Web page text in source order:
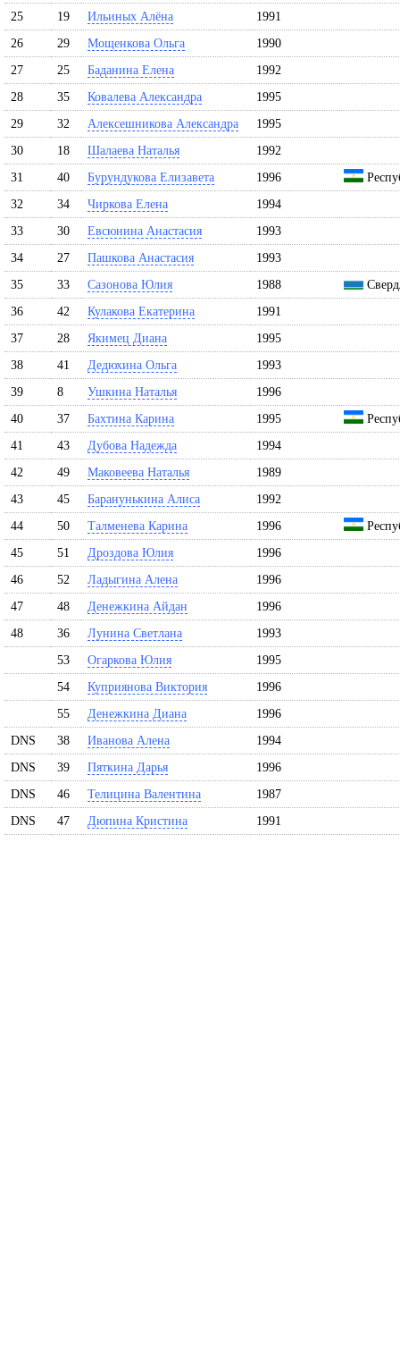
25
19 Ильиных Алёна
1991
26
29 Мощенкова Ольга
1990
27
25 Баданина Елена
1992
28
35 Ковалева Александра
1995
29
32 Алексешникова Александра
1995
30
18 Шалаева Наталья
1992
31
40 Бурундукова Елизавета 1996
32
34 Чиркова Елена
1994
33
30 Евсюнина Анастасия
1993
34
27 Пашкова Анастасия
1993
35
33 Сазонова Юлия 1988
36
42 Кулакова Екатерина
1991
37
28 Якимец Диана
1995
38
41 Дедюхина Ольга
1993
39
8 Ушкина Наталья
1996
40
37 Бахтина Карина 1995
41
43 Дубова Надежда
1994
42
49 Маковеева Наталья
1989
43
45 Баранунькина Алиса
1992
44
50 Талменева Карина 1996
45
51 Дроздова Юлия
1996
46
52 Ладыгина Алена
1996
47
48 Денежкина Айдан
1996
48
36 Лунина Светлана
1993
53
Огаркова Юлия
1995
54
Куприянова Виктория
1996
55
Денежкина Диана
1996
DNS
38 Иванова Алена
1994
DNS
39 Пяткина Дарья
1996
DNS
46 Телицина Валентина
1987
DNS
47 Дюпина Кристина 1991